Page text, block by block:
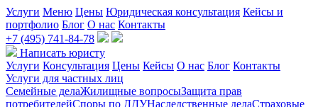
Услуги Меню Цены Юридическая консультация Кейсы и
портфолио Блог О нас Контакты
+7 (495) 741-84-78
Написать юристу
Услуги Консультация Цены Кейсы О нас Блог Контакты
Услуги для частных лиц
Семейные делаЖилищные вопросыЗащита прав
потребителейСпоры по ДДУНаследственные делаСтраховые